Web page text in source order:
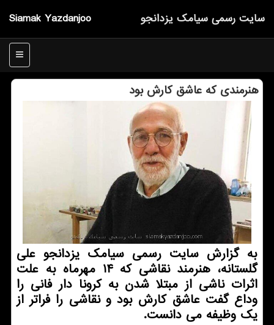
Siamak Yazdanjoo سایت رسمی سیامك یزدانجو
منو
هنرمندی که عاشق کارش بود
به گزارش سایت رسمی سیامک یزدانجو علی
گلستانه، هنرمند نقاشی که ۱۴ مهرماه به علت
اثرات ناشی از مبتلا شدن به کرونا دار فانی را
وداع گفت عاشق کارش بود و نقاشی را فراتر از
یک وظیفه می دانست.